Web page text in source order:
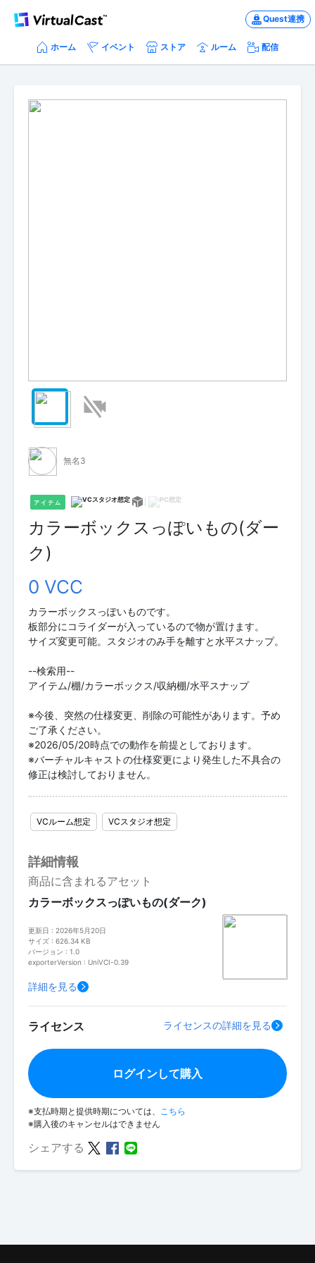
Quest連携
ホーム イベント ストア ルーム 配信
無名3
アイテム
カラーボックスっぽいもの(ダー
ク)
0 VCC
カラーボックスっぽいものです。
板部分にコライダーが入っているので物が置けます。
サイズ変更可能。スタジオのみ手を離すと水平スナップ。
--検索用--
アイテム/棚/カラーボックス/収納棚/水平スナップ
※今後、突然の仕様変更、削除の可能性があります。予め
ご了承ください。
※2026/05/20時点での動作を前提としております。
※バーチャルキャストの仕様変更により発生した不具合の
修正は検討しておりません。
VCルーム想定 VCスタジオ想定
詳細情報
商品に含まれるアセット
カラーボックスっぽいもの(ダーク)
更新日 : 2026年5月20日
サイズ : 626.34 KB
バージョン : 1.0
exporterVersion : UniVCI-0.39
詳細を見る
ライセンス ライセンスの詳細を見る
ログインして購入
※支払時期と提供時期については、 こちら
※購入後のキャンセルはできません
シェアする